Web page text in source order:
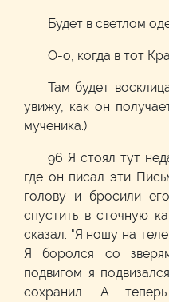
Будет в светлом
О-о, когда в тот
Там будет
увижу, как он
мученика.)
96 Я стоял тут
где он писал эти
голову и бросили
спустить в сточную
сказал: "Я ношу на
Я боролся со
подвигом я
сохранил. А